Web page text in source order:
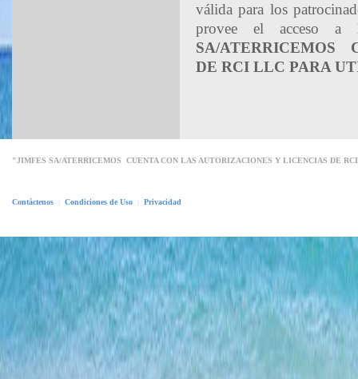
válida para los
provee el acceso a
SA/ATERRICEMOS
DE RCI LLC PARA
"JIMFES SA/ATERRICEMOS CUENTA CON LAS AUTORIZACIONES Y LICENCIAS DE
Contáctenos Condiciones de Uso Privacidad